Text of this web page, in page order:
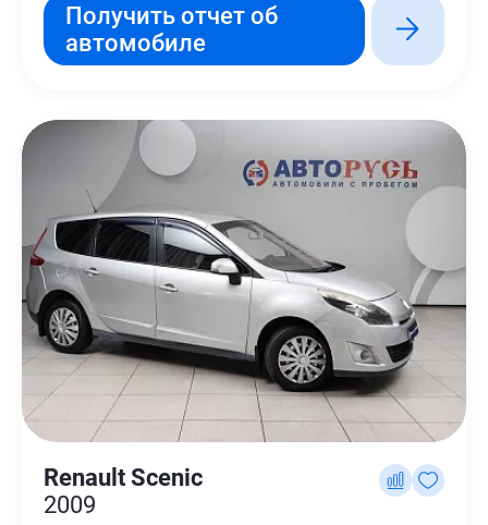
Получить отчет об
автомобиле
Renault Scenic
2009